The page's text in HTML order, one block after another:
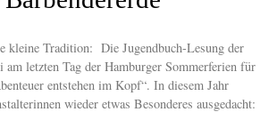
kleine Tradition: Die Jugendbuch-Lesung der
letzten Tag der Hamburger Sommerferien für
entstehen im Kopf“. In diesem Jahr
wieder etwas Besonderes ausgedacht: